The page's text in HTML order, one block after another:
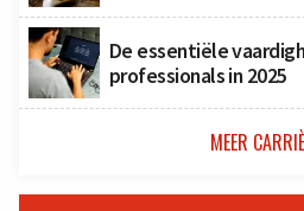
De essentiële
professionals in 2025
MEER